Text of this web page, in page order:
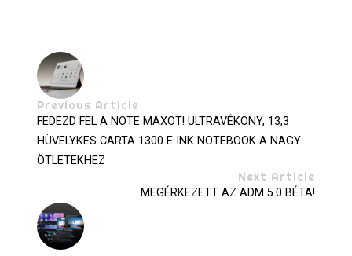
Previous Article
FEDEZD FEL A NOTE MAXOT! ULTRAVÉKONY, 13,3
HÜVELYKES CARTA 1300 E INK NOTEBOOK A NAGY
ÖTLETEKHEZ
Next Article
MEGÉRKEZETT AZ ADM 5.0 BÉTA!